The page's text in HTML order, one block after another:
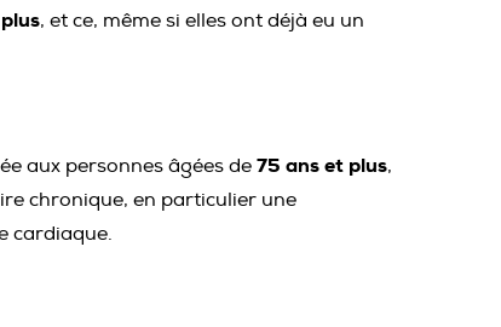
, et ce, même si elles ont déjà eu un
aux personnes âgées de 75 ans et plus,
chronique, en particulier une
cardiaque.